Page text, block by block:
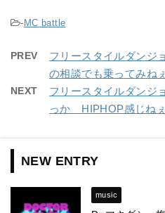
-MC battle
PREV
フリースタイルダンジ
の相談でも乗ってみね
NEXT
フリースタイルダンジ
っか HIPHOP感じねぇ
NEW ENTRY
music